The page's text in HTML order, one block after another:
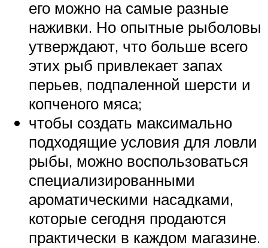
его можно на самые разные
наживки. Но опытные рыболовы
утверждают, что больше всего
этих рыб привлекает запах
перьев, подпаленной шерсти и
копченого мяса;
чтобы создать максимально
подходящие условия для ловли
рыбы, можно воспользоваться
специализированными
ароматическими насадками,
которые сегодня продаются
практически в каждом магазине.